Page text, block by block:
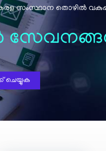
സംസ്ഥാന തൊഴിൽ
ചെയ്യുക